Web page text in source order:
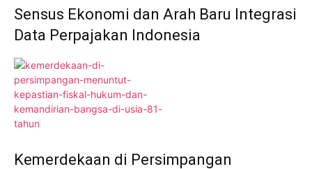
Sensus Ekonomi dan Arah Baru Integrasi
Data Perpajakan Indonesia
Kemerdekaan di Persimpangan